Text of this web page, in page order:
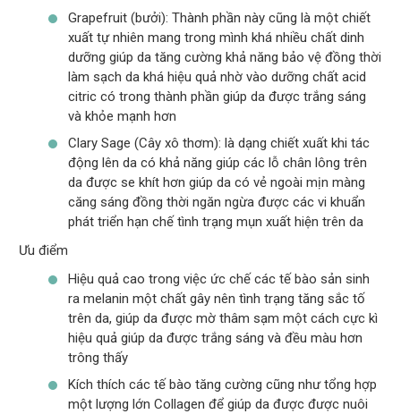
Grapefruit (bưởi): Thành phần này cũng là một chiết
xuất tự nhiên mang trong mình khá nhiều chất dinh
dưỡng giúp da tăng cường khả năng bảo vệ đồng thời
làm sạch da khá hiệu quả nhờ vào dưỡng chất acid
citric có trong thành phần giúp da được trắng sáng
và khỏe mạnh hơn
Clary Sage (Cây xô thơm): là dạng chiết xuất khi tác
động lên da có khả năng giúp các lỗ chân lông trên
da được se khít hơn giúp da có vẻ ngoài mịn màng
căng sáng đồng thời ngăn ngừa được các vi khuẩn
phát triển hạn chế tình trạng mụn xuất hiện trên da
Ưu điểm
Hiệu quả cao trong việc ức chế các tế bào sản sinh
ra melanin một chất gây nên tình trạng tăng sắc tố
trên da, giúp da được mờ thâm sạm một cách cực kì
hiệu quả giúp da được trắng sáng và đều màu hơn
trông thấy
Kích thích các tế bào tăng cường cũng như tổng hợp
một lượng lớn Collagen để giúp da được được nuôi